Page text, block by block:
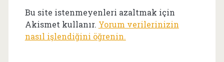
Bu site istenmeyenleri azaltmak için
Akismet kullanır. Yorum verilerinizin
nasıl işlendiğini öğrenin.